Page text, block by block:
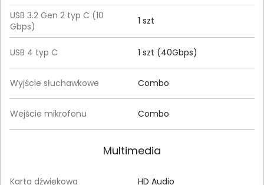
USB 3.2 Gen 2 typ C (10
Gbps)
1 szt
USB 4 typ C 1 szt (40Gbps)
Wyjście słuchawkowe Combo
Wejście mikrofonu Combo
Multimedia
Karta dźwiękowa HD Audio